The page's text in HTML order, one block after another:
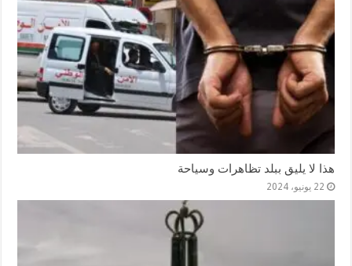
هذا لا يليق ببلد تظاهرات وسياحة
22 يونيو، 2024